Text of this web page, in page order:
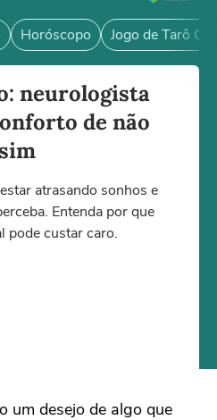
Horóscopo Jogo de Tarô
neurologista
de não
atrasando sonhos e
Entenda por que
pode custar caro.
um desejo de algo que